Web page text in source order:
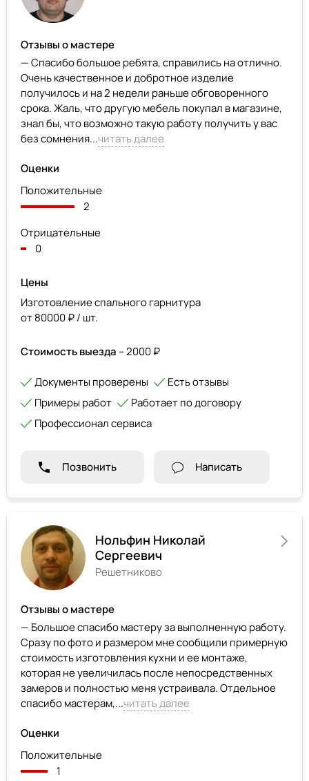
Отзывы о мастере
— Спасибо большое ребята, справились на отлично.
Очень качественное и добротное изделие
получилось и на 2 недели раньше обговоренного
срока. Жаль, что другую мебель покупал в магазине,
знал бы, что возможно такую работу получить у вас
без сомнения...читать далее
Оценки
Положительные
2
Отрицательные
0
Цены
Изготовление спального гарнитура
от 80000 ₽ / шт.
Стоимость выезда – 2000 ₽
Документы проверены
Есть отзывы
Примеры работ
Работает по договору
Профессионал сервиса
Позвонить Написать
Нольфин Николай
Сергеевич
Решетниково
Отзывы о мастере
— Большое спасибо мастеру за выполненную работу.
Сразу по фото и размером мне сообщили примерную
стоимость изготовления кухни и ее монтаже,
которая не увеличилась после непосредственных
замеров и полностью меня устраивала. Отдельное
спасибо мастерам,...читать далее
Оценки
Положительные
1